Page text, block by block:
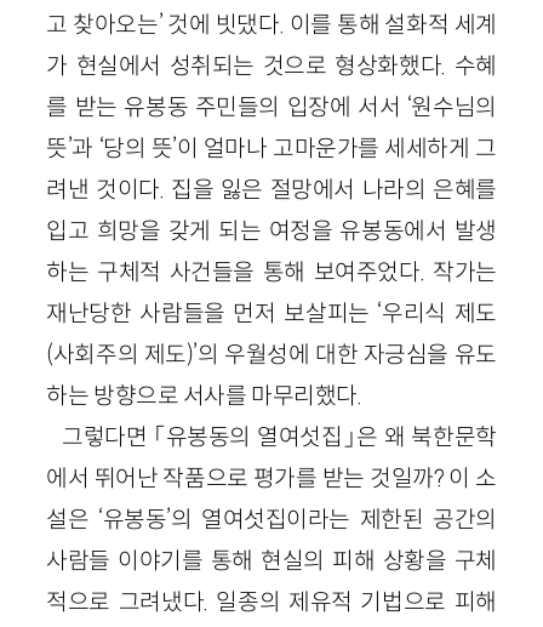
고 찾아오는’ 것에 빗댔다. 이를 통해 설화적 세계
가 현실에서 성취되는 것으로 형상화했다. 수혜
를 받는 유봉동 주민들의 입장에 서서 ‘원수님의
뜻’과 ‘당의 뜻’이 얼마나 고마운가를 세세하게 그
려낸 것이다. 집을 잃은 절망에서 나라의 은혜를
입고 희망을 갖게 되는 여정을 유봉동에서 발생
하는 구체적 사건들을 통해 보여주었다. 작가는
재난당한 사람들을 먼저 보살피는 ‘우리식 제도
(사회주의 제도)’의 우월성에 대한 자긍심을 유도
하는 방향으로 서사를 마무리했다.
그렇다면 「유봉동의 열여섯집」은 왜 북한문학
에서 뛰어난 작품으로 평가를 받는 것일까? 이 소
설은 ‘유봉동’의 열여섯집이라는 제한된 공간의
사람들 이야기를 통해 현실의 피해 상황을 구체
적으로 그려냈다. 일종의 제유적 기법으로 피해